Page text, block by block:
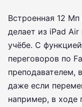
Встроенная 12
делает из iPad
учёбе. С
переговоров по
преподавателем,
даже если
например, в ходе